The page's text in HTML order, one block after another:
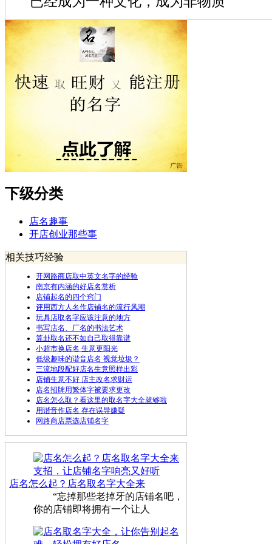
下级分类
店名趣事
开店创业那些事
相关技巧经验
开网路商店取中英文名字的经验
南京有内涵的好店名赏析
店铺起名的四个窍门
评用西方人名作店铺名的流行风潮
玩具店取名字应该注意的地方
书写店名、厂名的书法艺术
算卦取名还不如自己取得靠谱
小超市换店名 生意更阳光
低级趣味的谐音店名 视觉垃圾？
三流地段配好店名生意照样出彩
店铺生意不好 店主改名求财运
店名招牌用繁体字被要求更改
店名怎么取？看这里的取名字大全就够啦
用谐音作店名 存在误导嫌疑
网路商店票选店铺名字
店名怎么起？店名取名字大全来
“忘掉那些老掉牙的店铺名吧，
你的店铺即将拥有一个让人